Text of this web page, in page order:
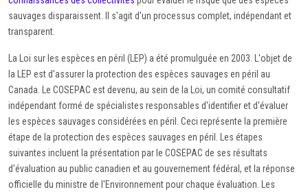
sauvages disparaissent. Il s'agit d'un processus complet, indépendant et
transparent.
La Loi sur les espèces en péril (LEP) a été promulguée en 2003. L'objet de
la LEP est d'assurer la protection des espèces sauvages en péril au
Canada. Le COSEPAC est devenu, au sein de la Loi, un comité consultatif
indépendant formé de spécialistes responsables d'identifier et d'évaluer
les espèces sauvages considérées en péril. Ceci représente la première
étape de la protection des espèces sauvages en péril. Les étapes
suivantes incluent la présentation par le COSEPAC de ses résultats
d'évaluation au public canadien et au gouvernement fédéral, et la réponse
officielle du ministre de l'Environnement pour chaque évaluation. Les